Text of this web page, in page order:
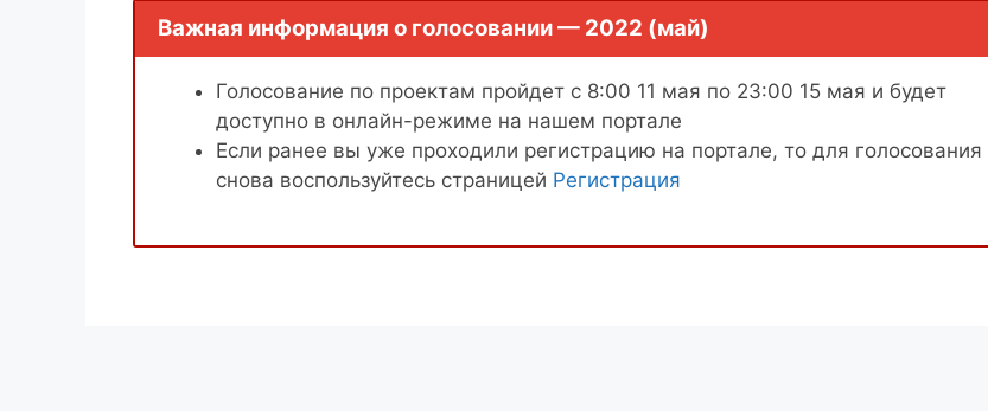
Важная информация о голосовании — 2022 (май)
Голосование по проектам пройдет с 8:00 11 мая по 23:00 15 мая и будет
доступно в онлайн-режиме на нашем портале
Если ранее вы уже проходили регистрацию на портале, то для голосования
снова воспользуйтесь страницей Регистрация